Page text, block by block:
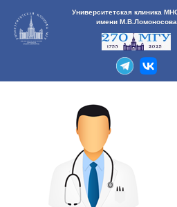
Университетская клиника
имени М.В.Ломоносова